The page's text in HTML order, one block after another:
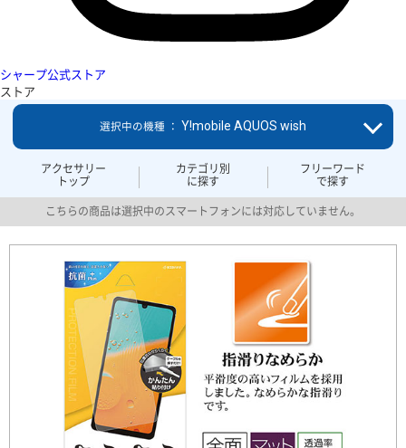
シャープ公式ストア
ストア
アクセサリー
トップ
カテゴリ別
に探す
フリーワード
で探す
選択中の機種 ： Y!mobile AQUOS wish
こちらの商品は選択中のスマートフォンには対応していません。